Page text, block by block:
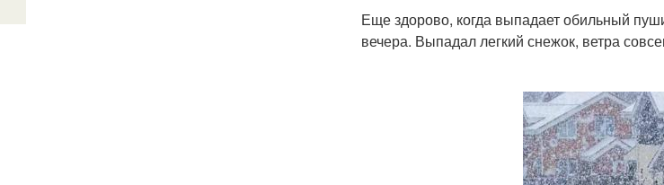
Еще здорово, когда выпадает обильный
вечера. Выпадал легкий снежок, ветра